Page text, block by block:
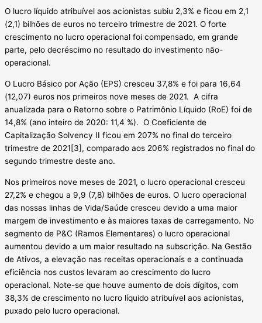
O lucro líquido atribuível aos acionistas subiu 2,3% e ficou em 2,1
(2,1) bilhões de euros no terceiro trimestre de 2021. O forte
crescimento no lucro operacional foi compensado, em grande
parte, pelo decréscimo no resultado do investimento não-
operacional.
O Lucro Básico por Ação (EPS) cresceu 37,8% e foi para 16,64
(12,07) euros nos primeiros nove meses de 2021. A cifra
anualizada para o Retorno sobre o Patrimônio Líquido (RoE) foi de
14,8% (ano inteiro de 2020: 11,4 %). O Coeficiente de
Capitalização Solvency II ficou em 207% no final do terceiro
trimestre de 2021[3], comparado aos 206% registrados no final do
segundo trimestre deste ano.
Nos primeiros nove meses de 2021, o lucro operacional cresceu
27,2% e chegou a 9,9 (7,8) bilhões de euros. O lucro operacional
das nossas linhas de Vida/Saúde cresceu devido a uma maior
margem de investimento e às maiores taxas de carregamento. No
segmento de P&C (Ramos Elementares) o lucro operacional
aumentou devido a um maior resultado na subscrição. Na Gestão
de Ativos, a elevação nas receitas operacionais e a continuada
eficiência nos custos levaram ao crescimento do lucro
operacional. Note-se que houve aumento de dois dígitos, com
38,3% de crescimento no lucro líquido atribuível aos acionistas,
puxado pelo lucro operacional.